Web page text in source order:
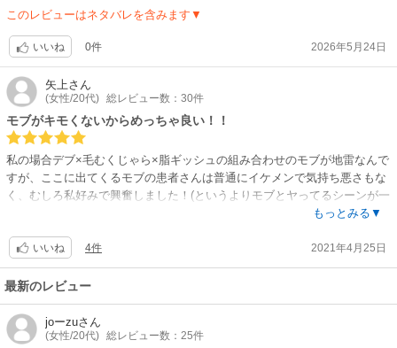
このレビューはネタバレを含みます▼
いいね 0件 2026年5月24日
矢上さん
(女性/20代) 総レビュー数：30件
モブがキモくないからめっちゃ良い！！
私の場合デブ×毛むくじゃら×脂ギッシュの組み合わせのモブが地雷なんで
すが、ここに出てくるモブの患者さんは普通にイケメンで気持ち悪さもな
く、むしろ私好みで興奮しました！(というよりモブとヤってるシーンが一
この登場人物たちは職業としてセッ...をやってるので、本当に心と体は別
物、仕事は仕事、プライベートはプライベートとして割り切ってますね
もっとみる▼
いいね 4件 2021年4月25日
最新のレビュー
joーzuさん
(女性/20代) 総レビュー数：25件